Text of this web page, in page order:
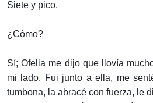
Siete y pico.
¿Cómo?
Sí; Ofelia me dijo que llovía
mi lado. Fui junto a ella, me
tumbona, la abracé con fuerza, le